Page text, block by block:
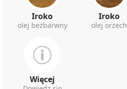
Iroko
olej bezbarwny
Iroko
olej orzech
Więcej